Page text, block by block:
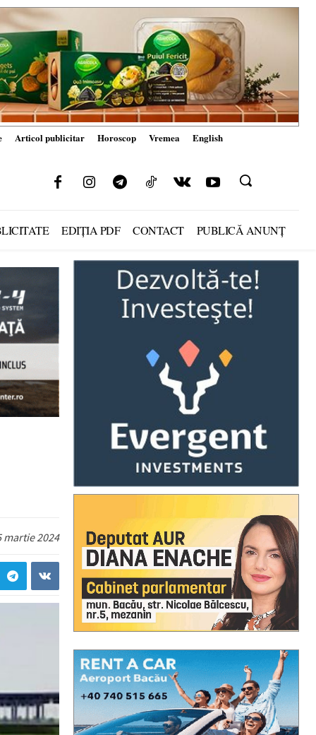
Articol publicitar Horoscop Vremea English
EDIȚIA PDF CONTACT PUBLICĂ ANUNȚ
martie 2024